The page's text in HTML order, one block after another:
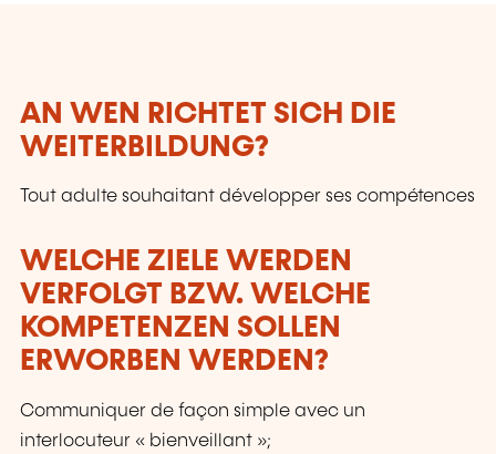
AN WEN RICHTET SICH DIE
WEITERBILDUNG?
Tout adulte souhaitant développer ses compétences
WELCHE ZIELE WERDEN
VERFOLGT BZW. WELCHE
KOMPETENZEN SOLLEN
ERWORBEN WERDEN?
Communiquer de façon simple avec un
interlocuteur « bienveillant »;